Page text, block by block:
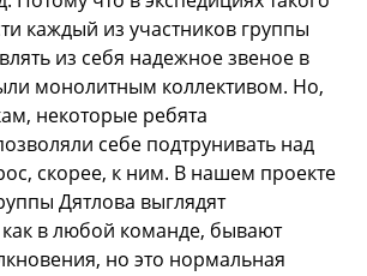
каждый из участников группы
из себя надежное звеное в
монолитным коллективом. Но,
некоторые ребята
себе подтрунивать над
скорее, к ним. В нашем проекте
Дятлова выглядят
в любой команде, бывают
но это нормальная